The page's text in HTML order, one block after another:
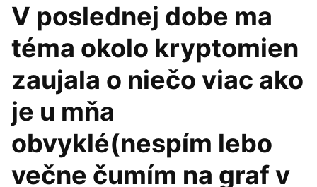
V poslednej dobe ma
téma okolo kryptomien
zaujala o niečo viac ako
je u mňa
obvyklé(nespím lebo
večne čumím na graf v